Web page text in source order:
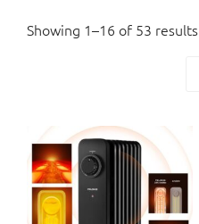
Showing 1–16 of 53 results